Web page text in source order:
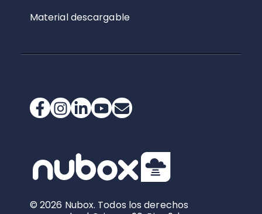
Material descargable
© 2026 Nubox. Todos los derechos